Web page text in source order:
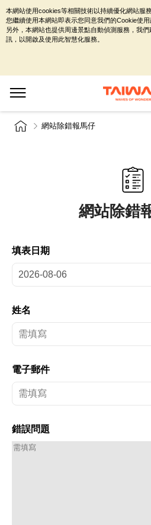
網站除錯報馬仔
網站除錯
填表日期
姓名
電子郵件
錯誤問題
本網站使用cookies等相關技術以持續優化網站服
您繼續使用本網站即表示您同意我們的Cookie使用
另外，本網站也提供周邊景點自動偵測服務，我
訊，以開啟及使用此智慧化服務。